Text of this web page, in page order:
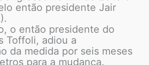
então presidente Jair
o então presidente do
Toffoli, adiou a
da medida por seis meses
para a mudança.